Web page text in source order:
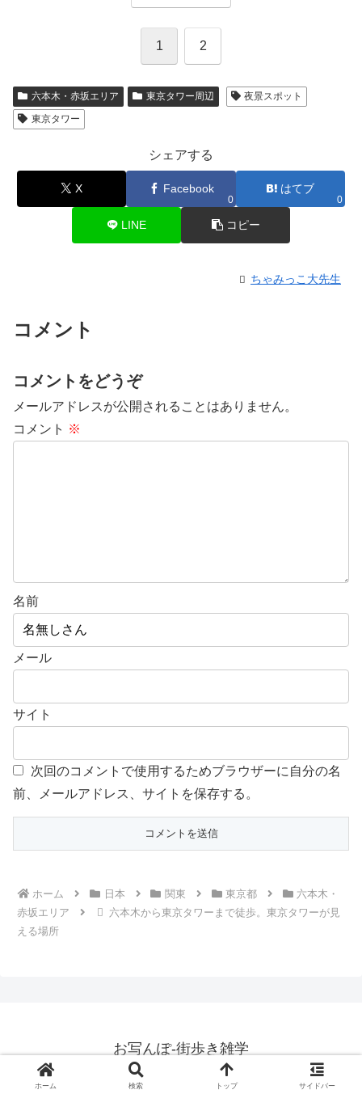
1 2
六本木・赤坂エリア 東京タワー周辺
夜景スポット
東京タワー
シェアする
X Facebook
0
はてブ
0
LINE コピー
ちゃみっこ大先生
コメント
コメントをどうぞ
メールアドレスが公開されることはありません。
コメント ※
名前
メール
サイト
次回のコメントで使用するためブラウザーに自分の名
前、メールアドレス、サイトを保存する。
ホーム 日本 関東 東京都
六本木・
赤坂エリア
六本木から東京タワーまで徒歩。東京タワーが見
える場所
お写んぽ-街歩き雑学
© 2010 お写んぽ-街歩き雑学.
ホーム 検索 トップ サイドバー